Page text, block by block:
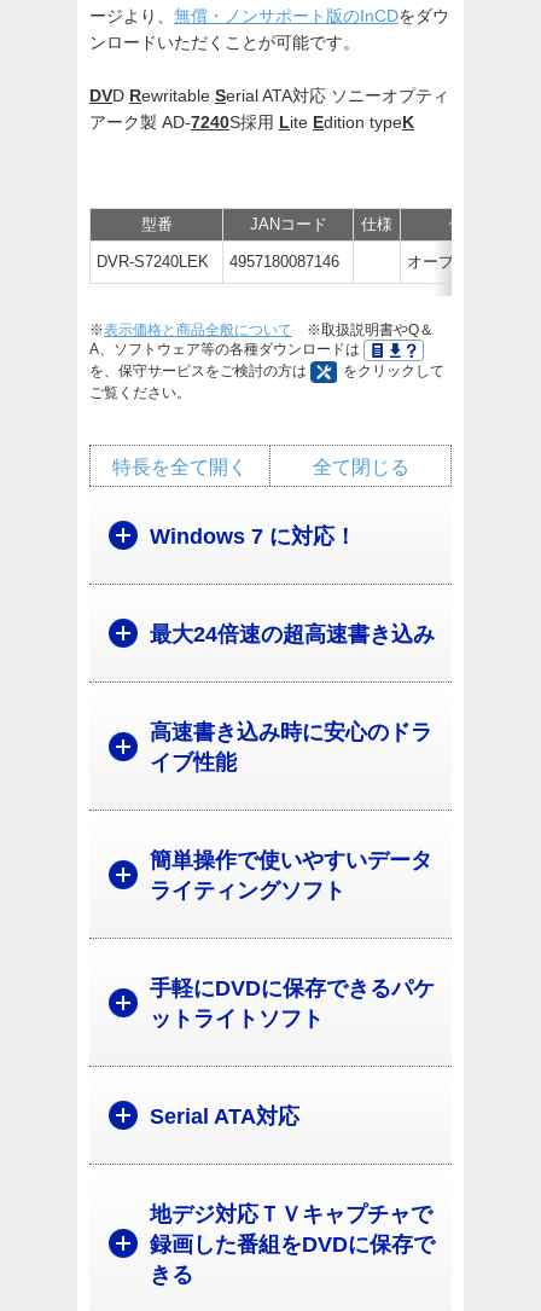
ージより、 無償・ノンサポート版のInCDをダウ
ンロードいただくことが可能です。
DVD Rewritable Serial ATA対応 ソニーオプティ
アーク製 AD-7240S採用 Lite Edition typeK
型番 JANコード 仕様 価格
DVR-S7240LEK 4957180087146 オープン価格
※表示価格と商品全般について ※取扱説明書やQ＆
A、ソフトウェア等の各種ダウンロードは
を、保守サービスをご検討の方は
をクリックして
ご覧ください。
全て閉じる
特長を全て開く
Windows 7 に対応！
最大24倍速の超高速書き込み
高速書き込み時に安心のドラ
イブ性能
簡単操作で使いやすいデータ
ライティングソフト
手軽にDVDに保存できるパケ
ットライトソフト
Serial ATA対応
地デジ対応ＴＶキャプチャで
録画した番組をDVDに保存で
きる